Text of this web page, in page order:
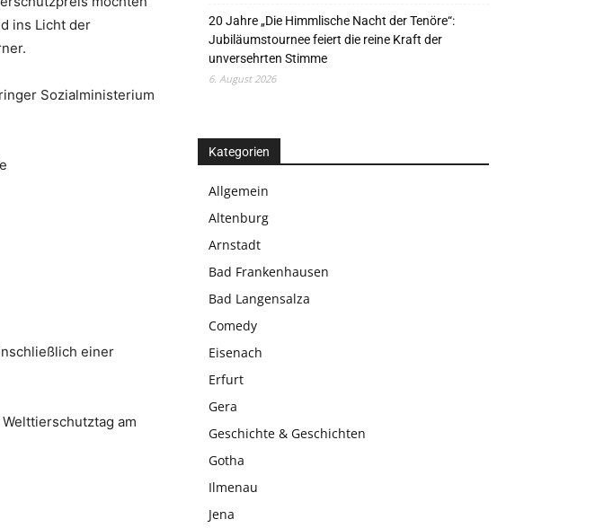
ins Licht der
Sozialministerium
einer
am
20 Jahre „Die Himmlische Nacht der Tenöre“:
Jubiläumstournee feiert die reine Kraft der
unversehrten Stimme
6. August 2026
Kategorien
Allgemein
Altenburg
Arnstadt
Bad Frankenhausen
Bad Langensalza
Comedy
Eisenach
Erfurt
Gera
Geschichte & Geschichten
Gotha
Ilmenau
Jena